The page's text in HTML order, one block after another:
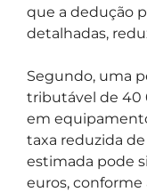
que a dedução
detalhadas,
Segundo, uma
tributável de 40
em
taxa reduzida
estimada pode
euros,